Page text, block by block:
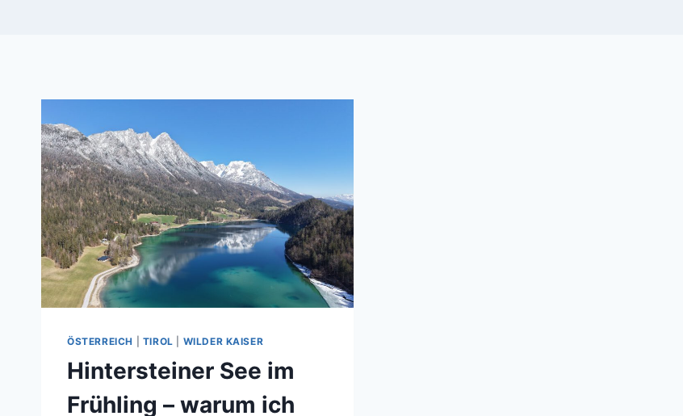
ÖSTERREICH TIROL WILDER KAISER
Hintersteiner See im
Frühling – warum ich